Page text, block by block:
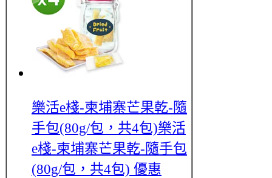
樂活e棧-柬埔寨芒果乾-隨
手包(80g/包，共4包)樂活
e棧-柬埔寨芒果乾-隨手包
(80g/包，共4包) 優惠